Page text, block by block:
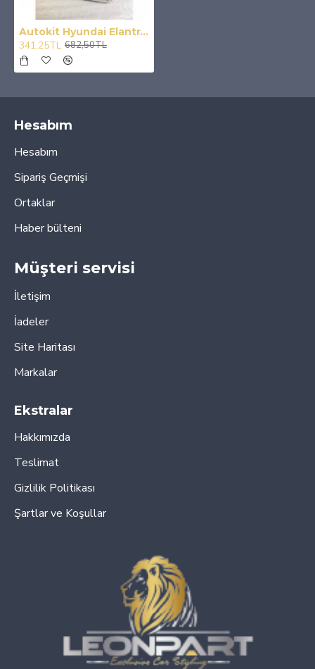
Autokit Hyundai Elantra Vites Çerçevesi (2016-2019) Silver
341,25TL 682,50TL
Hesabım
Hesabım
Sipariş Geçmişi
Ortaklar
Haber bülteni
Müşteri servisi
İletişim
İadeler
Site Haritası
Markalar
Ekstralar
Hakkımızda
Teslimat
Gizlilik Politikası
Şartlar ve Koşullar